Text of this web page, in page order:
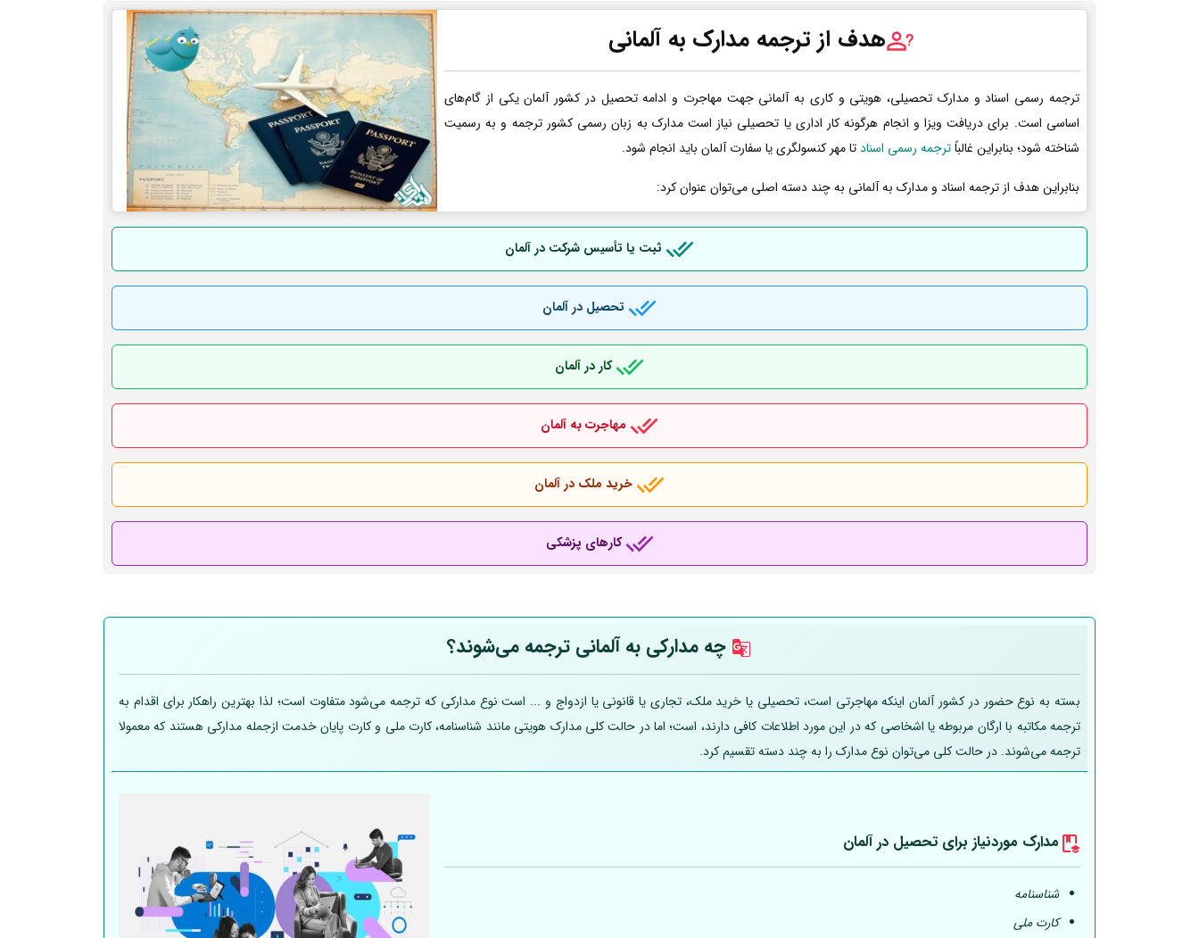
هدف از ترجمه مدارک به آلمانی
ترجمه رسمی اسناد و مدارک تحصیلی، هویتی و کاری به آلمانی جهت مهاجرت و ادامه تحصیل در کشور آلمان یکی از گام‌های
اساسی است. برای دریافت ویزا و انجام هرگونه کار اداری یا تحصیلی نیاز است مدارک به زبان رسمی کشور ترجمه و به رسمیت
شناخته شود؛ بنابراین غالباًترجمه رسمی اسنادتا مهر کنسولگری یا سفارت آلمان باید انجام شود.
بنابراین هدف از ترجمه اسناد و مدارک به آلمانی به چند دسته اصلی می‌توان عنوان کرد:
ثبت یا تأسیس شرکت در آلمان
تحصیل در آلمان
کار در آلمان
مهاجرت به آلمان
خرید ملک در آلمان
کارهای پزشکی
چه مدارکی بهآلمانی ترجمه می‌شوند؟
بسته به نوع حضور در کشور آلمان اینکه مهاجرتی است، تحصیلی یا خرید ملک، تجاری یا قانونی یا ازدواج و ... است نوع مدارکی که ترجمه می‌شود متفاوت است؛ لذا بهترین راهکار برای اقدام به
ترجمه مکاتبه با ارگان مربوطه یا اشخاصی که در این مورد اطلاعات کافی دارند، است؛ اما در حالت کلی مدارک هویتی مانند شناسنامه، کارت ملی و کارت پایان خدمت ازجمله مدارکی هستند که معمولا
ترجمه می‌شوند. در حالت کلی می‌توان نوع مدارک را به چند دسته تقسیم کرد.
مدارک موردنیاز برای تحصیل درآلمان
شناسنامه
کارت ملی